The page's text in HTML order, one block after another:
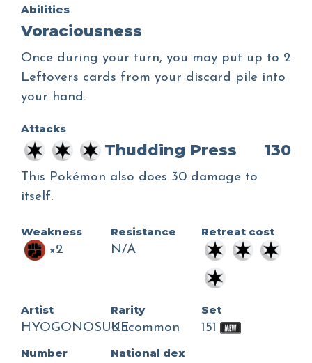
Abilities
Voraciousness
Once during your turn, you may put up to 2
Leftovers cards from your discard pile into
your hand.
Attacks
Thudding Press 130
This Pokémon also does 30 damage to
itself.
Weakness
×2
Resistance
N/A
Retreat cost
Artist
HYOGONOSUKE
Rarity
Uncommon
Set
151
Number
National dex